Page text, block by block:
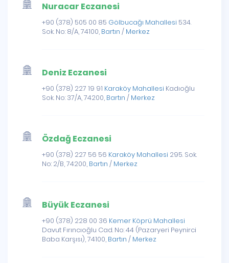
Nuracar Eczanesi
+90 (378) 505 00 85 Gölbucağı Mahallesi 534.
Sok. No: 8/A, 74100, Bartın / Merkez
Deniz Eczanesi
+90 (378) 227 19 91 Karaköy Mahallesi Kadıoğlu
Sok. No: 37/A, 74200, Bartın / Merkez
Özdağ Eczanesi
+90 (378) 227 56 56 Karaköy Mahallesi 295. Sok.
No: 2/B, 74200, Bartın / Merkez
Büyük Eczanesi
+90 (378) 228 00 36 Kemer Köprü Mahallesi
Davut Fırıncıoğlu Cad. No: 44 (Pazaryeri Peynirci
Baba Karşısı), 74100, Bartın / Merkez